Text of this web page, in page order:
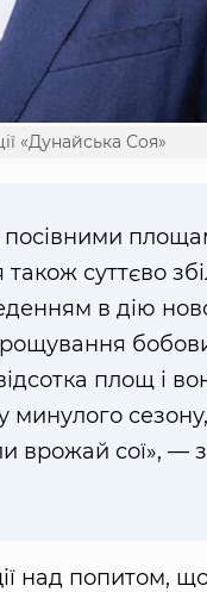
«Дунайська Соя»
посівними
також суттєво
в дію
площ і
минулого
врожай сої», —
над попитом,